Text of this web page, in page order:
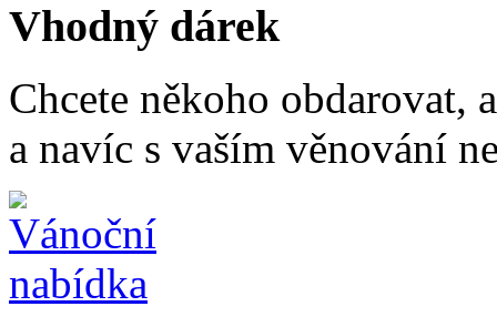
Vhodný dárek
Chcete někoho obdarovat,
a navíc s vaším věnování